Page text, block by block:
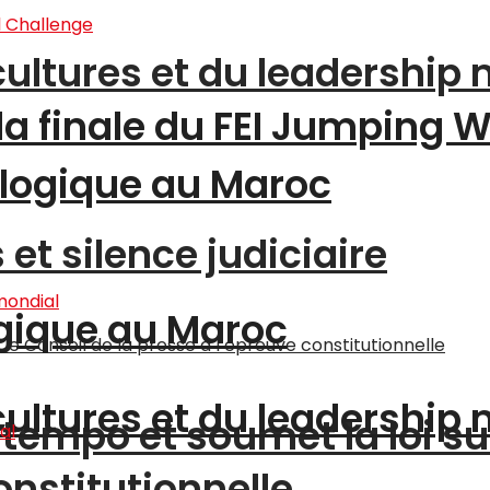
et du leadership
silence judiciaire
et soumet la loi
au Maroc
et du leadership
finale du FEI Jumping
au Maroc